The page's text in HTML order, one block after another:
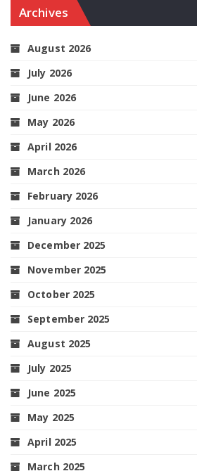
Archives
August 2026
July 2026
June 2026
May 2026
April 2026
March 2026
February 2026
January 2026
December 2025
November 2025
October 2025
September 2025
August 2025
July 2025
June 2025
May 2025
April 2025
March 2025